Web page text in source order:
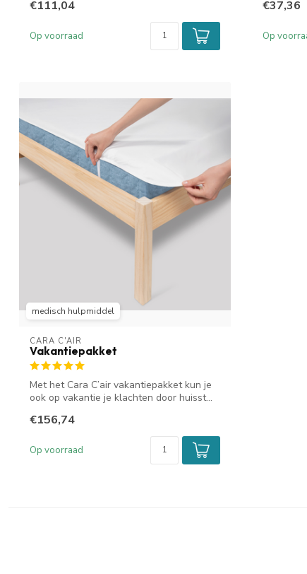
€111,04
Op voorraad
€37,36
Op
medisch hulpmiddel
CARA C'AIR
Vakantiepakket
Met het Cara C’air vakantiepakket kun je
ook op vakantie je klachten door huisst...
€156,74
Op voorraad